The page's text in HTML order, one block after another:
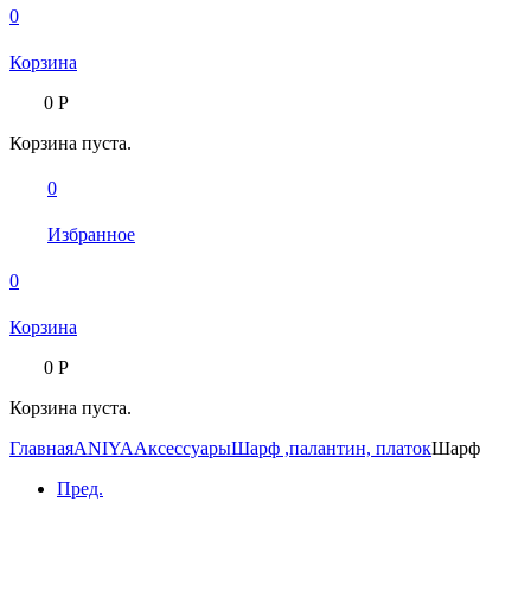
0
Корзина
0Р
Корзина пуста.
0
Избранное
0
Корзина
0Р
Корзина пуста.
ГлавнаяANIYAАксессуарыШарф ,палантин, платокШарф
Пред.